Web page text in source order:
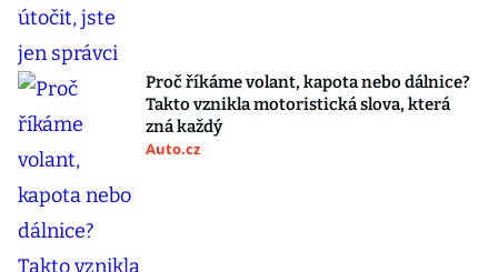
Proč říkáme volant, kapota nebo dálnice?
Takto vznikla motoristická slova, která
zná každý
Auto.cz